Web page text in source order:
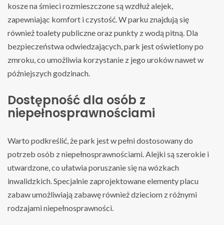
kosze na śmieci rozmieszczone są wzdłuż alejek,
zapewniając komfort i czystość. W parku znajdują się
również toalety publiczne oraz punkty z wodą pitną. Dla
bezpieczeństwa odwiedzających, park jest oświetlony po
zmroku, co umożliwia korzystanie z jego uroków nawet w
późniejszych godzinach.
Dostępność dla osób z
niepełnosprawnościami
Warto podkreślić, że park jest w pełni dostosowany do
potrzeb osób z niepełnosprawnościami. Alejki są szerokie i
utwardzone, co ułatwia poruszanie się na wózkach
inwalidzkich. Specjalnie zaprojektowane elementy placu
zabaw umożliwiają zabawę również dzieciom z różnymi
rodzajami niepełnosprawności.